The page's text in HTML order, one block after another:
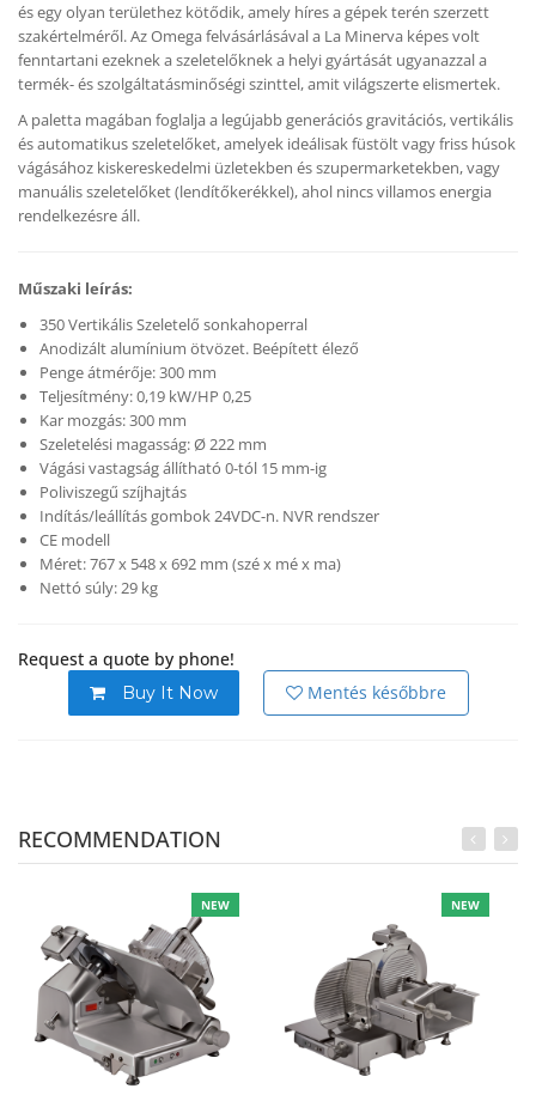
és egy olyan területhez kötődik, amely híres a gépek terén szerzett
szakértelméről. Az Omega felvásárlásával a La Minerva képes volt
fenntartani ezeknek a szeletelőknek a helyi gyártását ugyanazzal a
termék- és szolgáltatásminőségi szinttel, amit világszerte elismertek.
A paletta magában foglalja a legújabb generációs gravitációs, vertikális
és automatikus szeletelőket, amelyek ideálisak füstölt vagy friss húsok
vágásához kiskereskedelmi üzletekben és szupermarketekben, vagy
manuális szeletelőket (lendítőkerékkel), ahol nincs villamos energia
rendelkezésre áll.
Műszaki leírás:
350 Vertikális Szeletelő sonkahoperral
Anodizált alumínium ötvözet. Beépített élező
Penge átmérője: 300 mm
Teljesítmény: 0,19 kW/HP 0,25
Kar mozgás: 300 mm
Szeletelési magasság: Ø 222 mm
Vágási vastagság állítható 0-tól 15 mm-ig
Poliviszegű szíjhajtás
Indítás/leállítás gombok 24VDC-n. NVR rendszer
CE modell
Méret: 767 x 548 x 692 mm (szé x mé x ma)
Nettó súly: 29 kg
Request a quote by phone!
Buy It Now Mentés későbbre
RECOMMENDATION
NEW NEW